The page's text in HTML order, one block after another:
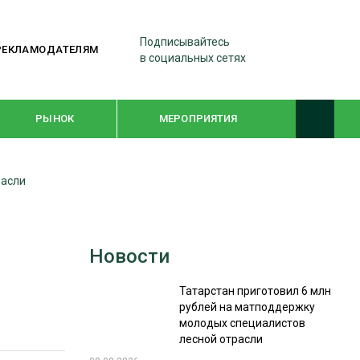
Подписывайтесь
в социальных сетях
РЫНОК МЕРОПРИЯТИЯ
WOODEX-2021
СУШКА ДРЕВЕСИНЫ
Новости
Татарстан приготовил 6 млн
рублей на матподдержку
молодых специалистов
лесной отрасли